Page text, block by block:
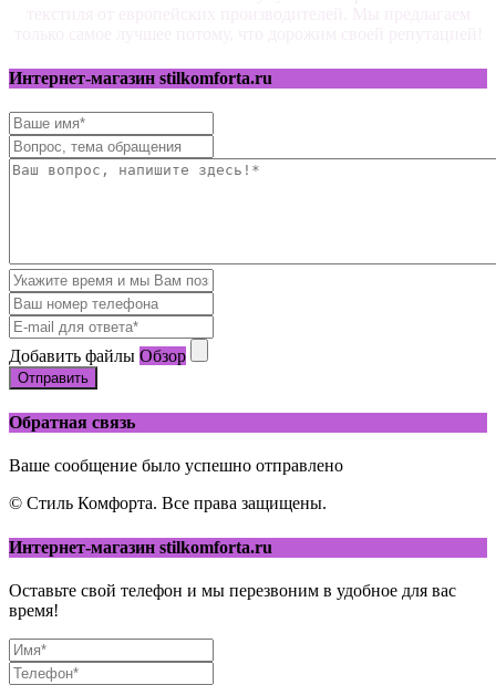
Интернет-магазин stilkomforta.ru
Добавить файлы Обзор
Отправить
Обратная связь
Ваше сообщение было успешно отправлено
© Стиль Комфорта. Все права защищены.
Интернет-магазин stilkomforta.ru
Оставьте свой телефон и мы перезвоним в удобное для вас
время!